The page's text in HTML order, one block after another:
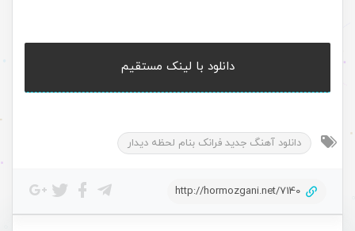
دانلود با لینک مستقیم
دانلود آهنگ جدید فرانک بنام لحظه دیدار
http://hormozgani.net/7140